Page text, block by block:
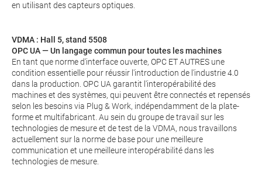
en utilisant des capteurs optiques.
VDMA : Hall 5, stand 5508
OPC UA — Un langage commun pour toutes les machines
En tant que norme d'interface ouverte, OPC ET AUTRES une
condition essentielle pour réussir l'introduction de l'industrie 4.0
dans la production. OPC UA garantit l'interopérabilité des
machines et des systèmes, qui peuvent être connectés et repensés
selon les besoins via Plug & Work, indépendamment de la plate-
forme et multifabricant. Au sein du groupe de travail sur les
technologies de mesure et de test de la VDMA, nous travaillons
actuellement sur la norme de base pour une meilleure
communication et une meilleure interopérabilité dans les
technologies de mesure.